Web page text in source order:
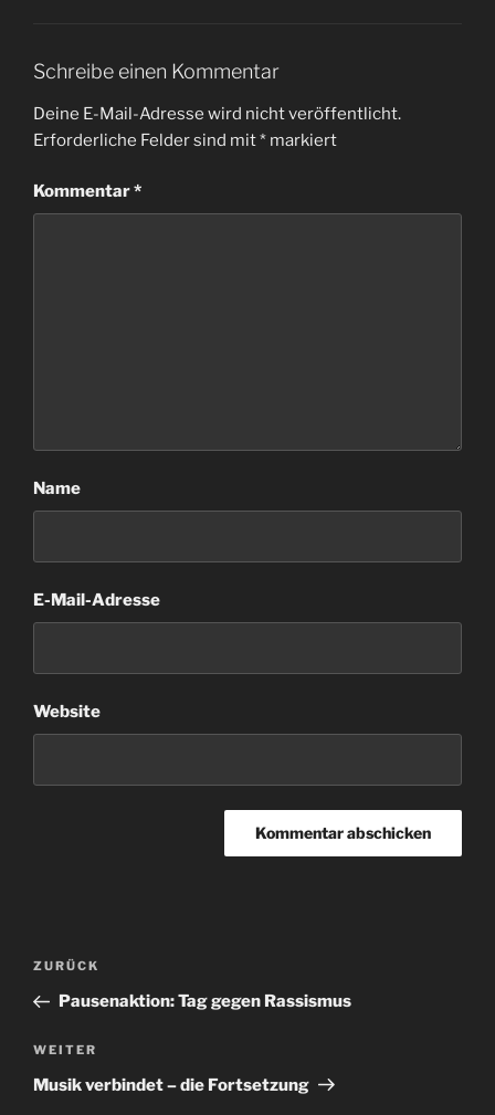
Schreibe einen Kommentar
Deine E-Mail-Adresse wird nicht veröffentlicht.
Erforderliche Felder sind mit* markiert
Kommentar*
Name
E-Mail-Adresse
Website
Beitragsnavigation
Vorheriger
Beitrag
ZURÜCK
Pausenaktion: Tag gegen Rassismus
Nächster
Beitrag
WEITER
Musik verbindet – die Fortsetzung